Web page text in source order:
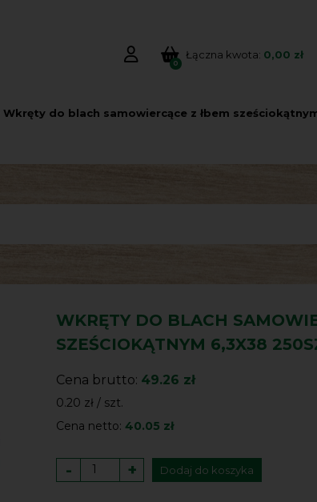
0
Łączna kwota: 0,00 zł
Wkręty do blach samowiercące z łbem
WKRĘTY DO BLACH
SZEŚCIOKĄTNYM 6,3X38
Cena brutto: 49.26 zł
0.20 zł / szt.
Cena netto: 40.05 zł
- + Dodaj do koszyka